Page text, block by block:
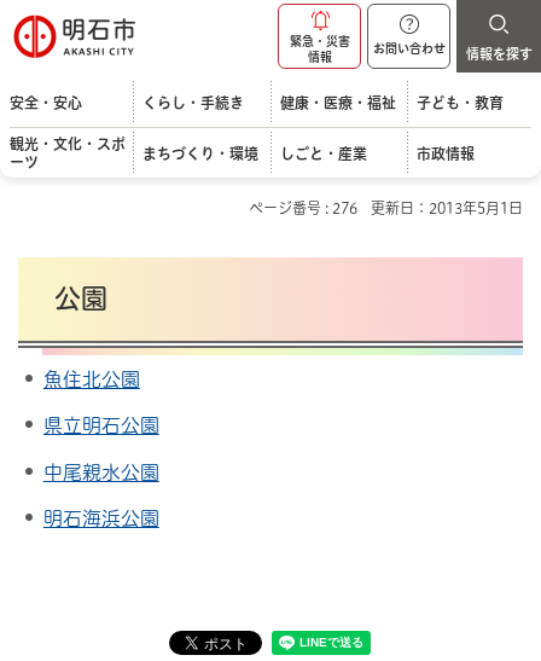
明石市
緊急・災害
情報
お問い合わせ 情報を探す
安全・安心 くらし・手続き 健康・医療・福祉 子ども・教育
観光・文化・スポ
ーツ
まちづくり・環境 しごと・産業 市政情報
ページ番号 : 276 更新日：2013年5月1日
公園
魚住北公園
県立明石公園
中尾親水公園
明石海浜公園